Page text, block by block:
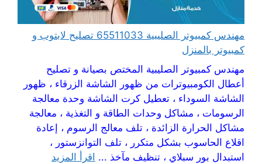
مهندس كمبيوتر الصليبية 65511033 تصليح لابتوب و
كمبيوتر بالمنزل
مهندس كمبيوتر الصليبية المختص بصيانة و تصليح
أعطال الكومبيوترات من ظهور الشاشة الزرقاء ، ظهور
الشاشة السوداء ، تعطيل كرت الشاشة وحدة معالجة
الرسومات ، مشاكل وحدات الطاقة و التغذية ، معالجة
مشاكل الحرارة الزائدة ، تلف معالج الرسوم ، إعادة
اقلاع الحاسوب بشكل متكرر ، تلف التوانزستور ،
استبدال بور سبلاي ، تنظيف مآخذ ... اقرأ المزيد